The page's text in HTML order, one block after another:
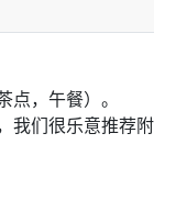
，午餐）。
我们很乐意推荐附